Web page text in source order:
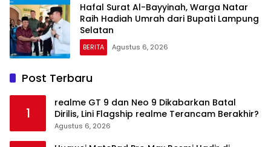
Hafal Surat Al-Bayyinah, Warga Natar
Raih Hadiah Umrah dari Bupati Lampung
Selatan
BERITA Agustus 6, 2026
Post Terbaru
1
realme GT 9 dan Neo 9 Dikabarkan Batal
Dirilis, Lini Flagship realme Terancam Berakhir?
Agustus 6, 2026